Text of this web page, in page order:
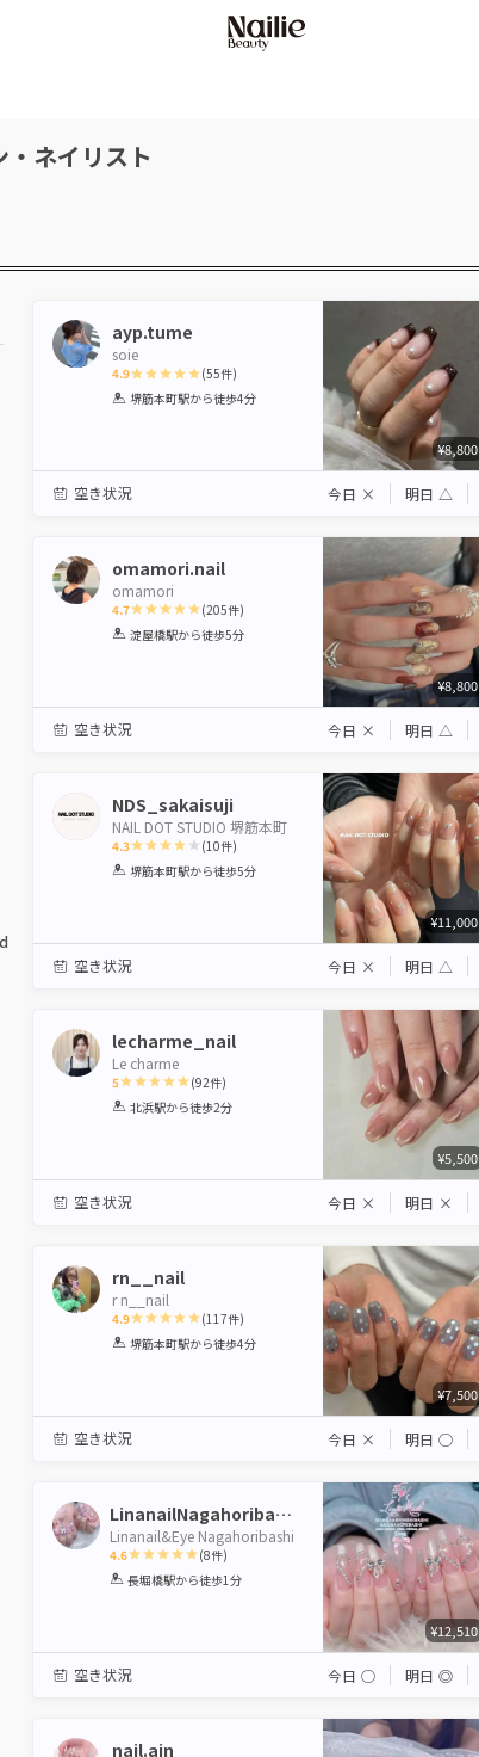
ネイリスト
ayp.tume
soie
4.9
1 2 3 4 5
(55件)
堺筋本町駅から徒歩4分
¥8,800
空き状況 今日 × 明日 △
omamori.nail
omamori
4.7
1 2 3 4 5
(205件)
淀屋橋駅から徒歩5分
¥8,800
空き状況 今日 × 明日 △
NDS_sakaisuji
NAIL DOT STUDIO 堺筋本町
4.3
1 2 3 4 5
(10件)
堺筋本町駅から徒歩5分
¥11,000
空き状況 今日 × 明日 △
lecharme_nail
Le charme
5
1 2 3 4 5
(92件)
北浜駅から徒歩2分
¥5,500
空き状況 今日 × 明日 ×
rn__nail
r n__nail
4.9
1 2 3 4 5
(117件)
堺筋本町駅から徒歩4分
¥7,500
空き状況 今日 × 明日 ◯
LinanailNagahoribashi
Linanail&Eye Nagahoribashi
4.6
1 2 3 4 5
(8件)
長堀橋駅から徒歩1分
¥12,510
空き状況 今日 ◯ 明日 ◎
nail.ain